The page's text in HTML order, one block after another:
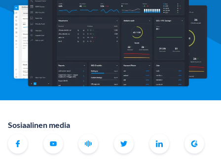
Sosiaalinen media